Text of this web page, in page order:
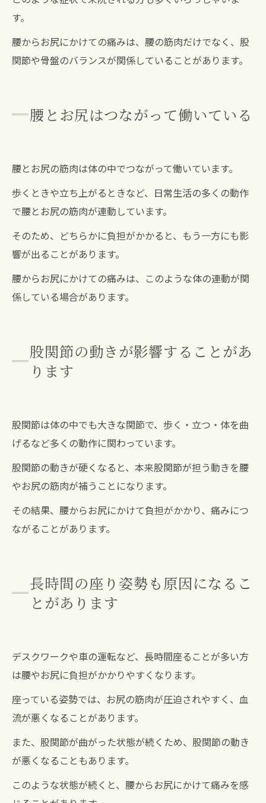
す。
腰からお尻にかけての痛みは、腰の筋肉だけでなく、股
関節や骨盤のバランスが関係していることがあります。
腰とお尻はつながって働いている
腰とお尻の筋肉は体の中でつながって働いています。
歩くときや立ち上がるときなど、日常生活の多くの動作
で腰とお尻の筋肉が連動しています。
そのため、どちらかに負担がかかると、もう一方にも影
響が出ることがあります。
腰からお尻にかけての痛みは、このような体の連動が関
係している場合があります。
股関節の動きが影響することがあ
ります
股関節は体の中でも大きな関節で、歩く・立つ・体を曲
げるなど多くの動作に関わっています。
股関節の動きが硬くなると、本来股関節が担う動きを腰
やお尻の筋肉が補うことになります。
その結果、腰からお尻にかけて負担がかかり、痛みにつ
ながることがあります。
長時間の座り姿勢も原因になるこ
とがあります
デスクワークや車の運転など、長時間座ることが多い方
は腰やお尻に負担がかかりやすくなります。
座っている姿勢では、お尻の筋肉が圧迫されやすく、血
流が悪くなることがあります。
また、股関節が曲がった状態が続くため、股関節の動き
が悪くなることもあります。
このような状態が続くと、腰からお尻にかけて痛みを感